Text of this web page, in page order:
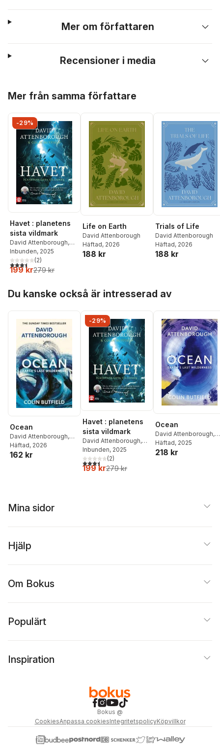
Mer om författaren
Recensioner i media
Mer från samma författare
-29%
Havet : planetens
sista vildmark
David Attenborough,
Colin Butfield
Inbunden, 2025
3,5utav 5 stjärnor. Totalt antal röster:
(2)
199 kr279 kr
Life on Earth
David Attenborough
Häftad, 2026
188 kr
Trials of Life
David Attenborough
Häftad, 2026
188 kr
Du kanske också är intresserad av
Ocean
David Attenborough,
Colin Butfield
Häftad, 2026
162 kr
-29%
Havet : planetens
sista vildmark
David Attenborough,
Colin Butfield
Inbunden, 2025
3,5utav 5 stjärnor. Totalt antal röster:
(2)
199 kr279 kr
Ocean
David Attenborough,
Colin Butfield
Häftad, 2025
218 kr
Mina sidor
Hjälp
Om Bokus
Populärt
Inspiration
Bokus @
CookiesAnpassa cookiesIntegritetspolicyKöpvillkor